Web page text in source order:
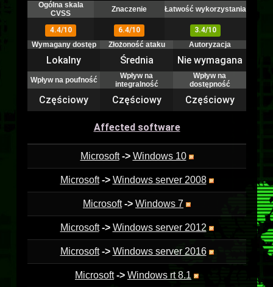
Ogólna skala
CVSS
Znaczenie Łatwość wykorzystania
4.4/10 6.4/10
3.4/10
Wymagany dostęp
Złożoność ataku Autoryzacja
Lokalny Średnia Nie wymagana
Wpływ na poufność
Wpływ na
integralność
Wpływ na
dostępność
Częściowy Częściowy Częściowy
Affected software
Microsoft -> Windows 10
Microsoft -> Windows server 2008
Microsoft -> Windows 7
Microsoft -> Windows server 2012
Microsoft -> Windows server 2016
Microsoft -> Windows rt 8.1